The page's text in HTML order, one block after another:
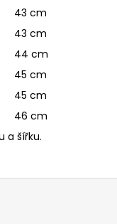
43 cm
43 cm
44 cm
45 cm
45 cm
46 cm
a šířku.